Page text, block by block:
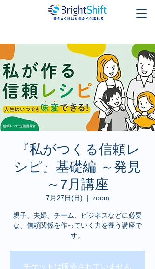
『私がつくる信頼レ
シピ』基礎編 ～発見
～7月講座
7月27日(日)
  |
zoom
親子、夫婦、チーム、ビジネスなどに必要
な、信頼関係を作っていく力を養う講座で
す。
チケットは販売されていません